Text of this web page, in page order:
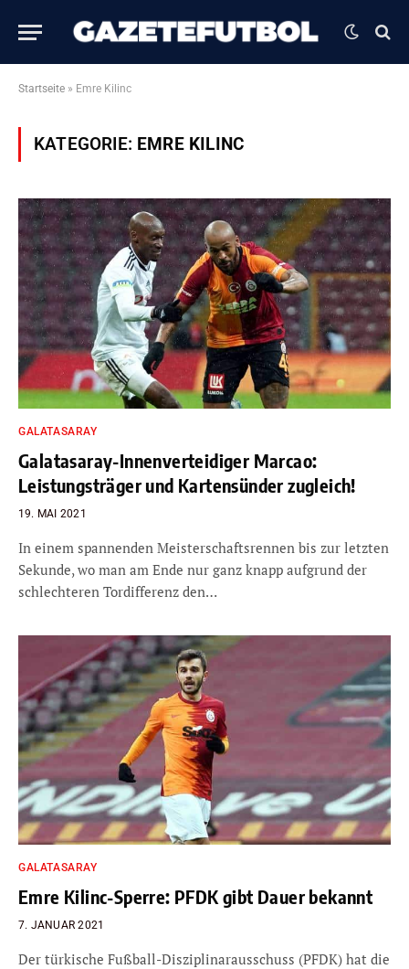
Startseite » Emre Kilinc
KATEGORIE: EMRE KILINC
GALATASARAY
Galatasaray-Innenverteidiger Marcao:
Leistungsträger und Kartensünder zugleich!
19. MAI 2021
In einem spannenden Meisterschaftsrennen bis zur letzten
Sekunde, wo man am Ende nur ganz knapp aufgrund der
schlechteren Tordifferenz den…
GALATASARAY
Emre Kilinc-Sperre: PFDK gibt Dauer bekannt
7. JANUAR 2021
Der türkische Fußball-Disziplinarausschuss (PFDK) hat die